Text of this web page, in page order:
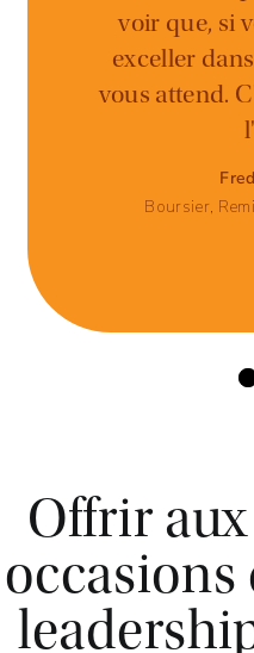
voir que, si
exceller
vous attend.
Boursier,
Offrir
occasions